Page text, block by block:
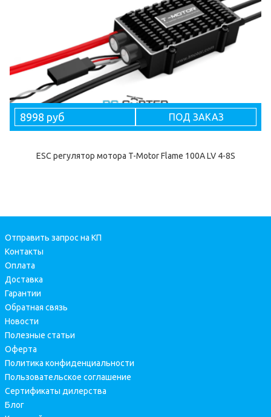
8998 руб ПОД ЗАКАЗ
ESC регулятор мотора T-Motor Flame 100A LV 4-8S
Отправить запрос на КП
Контакты
Оплата
Доставка
Гарантии
Обратная связь
Новости
Полезные статьи
Оферта
Политика конфиденциальности
Пользовательское соглашение
Сертификаты дилерства
Блог